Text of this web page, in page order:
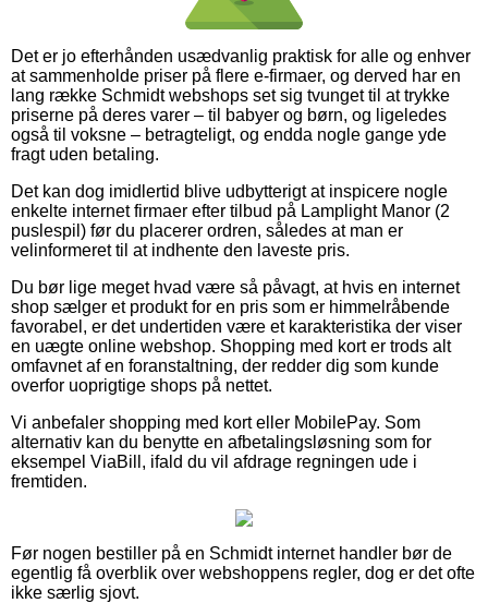
Det er jo efterhånden usædvanlig praktisk for alle og enhver
at sammenholde priser på flere e-firmaer, og derved har en
lang række Schmidt webshops set sig tvunget til at trykke
priserne på deres varer – til babyer og børn, og ligeledes
også til voksne – betragteligt, og endda nogle gange yde
fragt uden betaling.
Det kan dog imidlertid blive udbytterigt at inspicere nogle
enkelte internet firmaer efter tilbud på Lamplight Manor (2
puslespil) før du placerer ordren, således at man er
velinformeret til at indhente den laveste pris.
Du bør lige meget hvad være så påvagt, at hvis en internet
shop sælger et produkt for en pris som er himmelråbende
favorabel, er det undertiden være et karakteristika der viser
en uægte online webshop. Shopping med kort er trods alt
omfavnet af en foranstaltning, der redder dig som kunde
overfor uoprigtige shops på nettet.
Vi anbefaler shopping med kort eller MobilePay. Som
alternativ kan du benytte en afbetalingsløsning som for
eksempel ViaBill, ifald du vil afdrage regningen ude i
fremtiden.
Før nogen bestiller på en Schmidt internet handler bør de
egentlig få overblik over webshoppens regler, dog er det ofte
ikke særlig sjovt.